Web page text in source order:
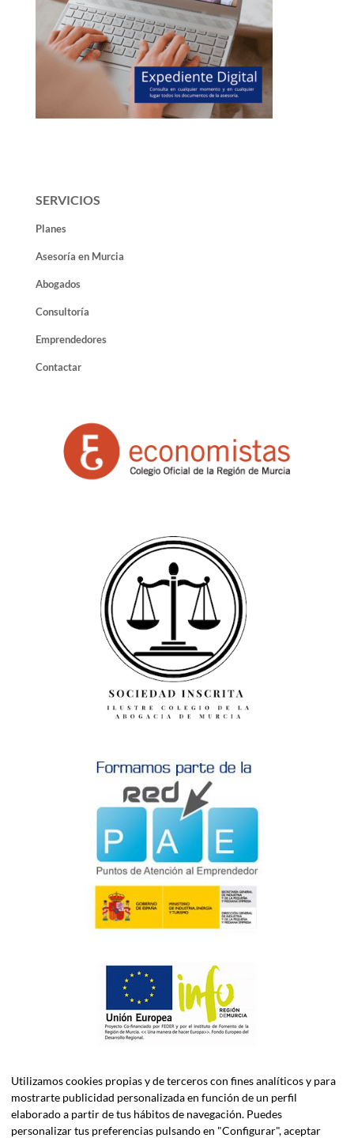
SERVICIOS
Planes
Asesoría en Murcia
Abogados
Consultoría
Emprendedores
Contactar
Utilizamos cookies propias y de terceros con fines analíticos y para
mostrarte publicidad personalizada en función de un perfil
elaborado a partir de tus hábitos de navegación. Puedes
personalizar tus preferencias pulsando en "Configurar", aceptar